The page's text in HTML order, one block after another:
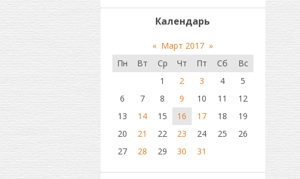
Календарь
« Март 2017 »
Пн
Вт Ср Чт Пт Сб
Вс
1
2 3 4
5
6
7 8 9 10 11
12
13
14 15 16 17 18
19
20
21 22 23 24 25
26
27
28 29 30 31